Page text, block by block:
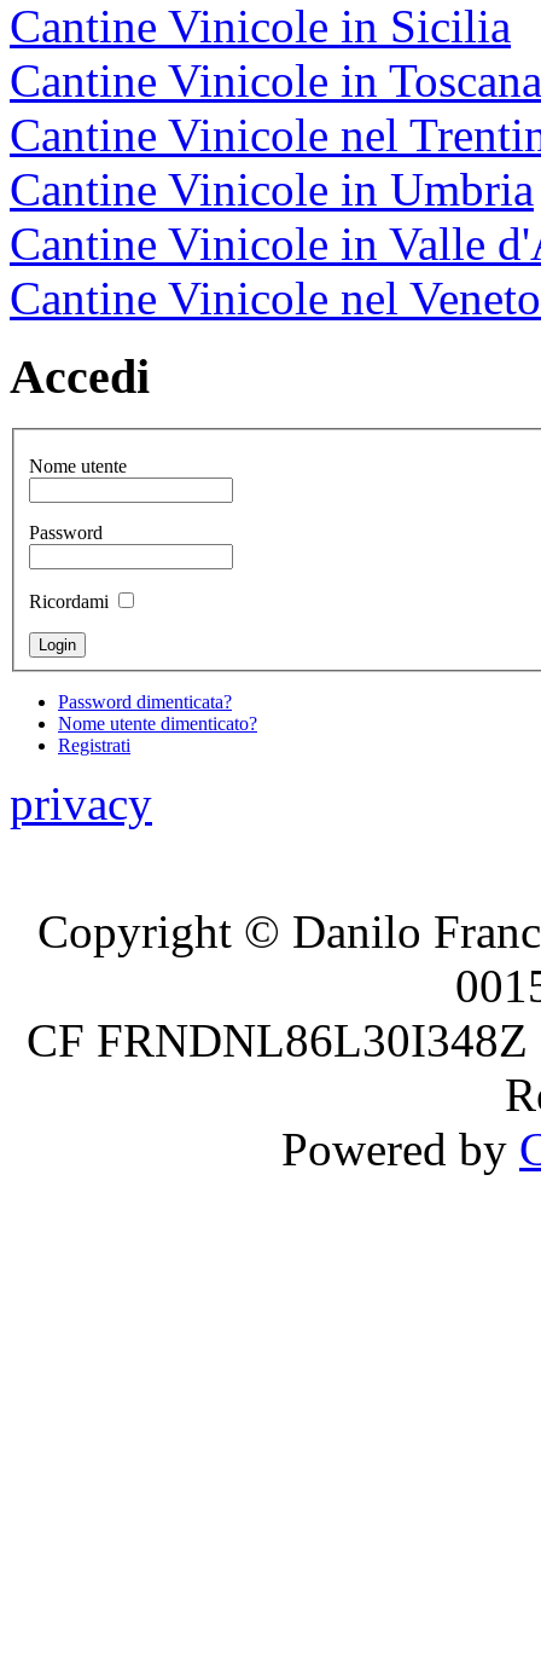
Cantine Vinicole in Sicilia
Cantine Vinicole in Toscana
Cantine Vinicole nel
Cantine Vinicole in Umbria
Cantine Vinicole in Valle
Cantine Vinicole nel Veneto
Accedi
Nome utente
Password
Ricordami
Password dimenticata?
Nome utente dimenticato?
Registrati
privacy
Copyright © Danilo
CF
Powered by